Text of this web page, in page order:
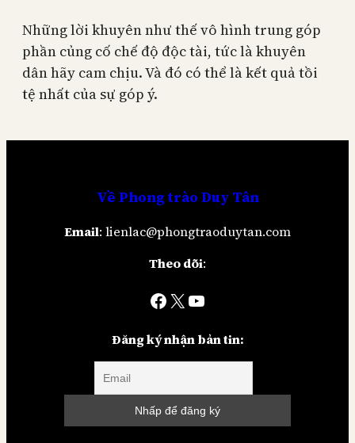
Những lời khuyên như thế vô hình trung góp
phần củng cố chế độ độc tài, tức là khuyên
dân hãy cam chịu. Và đó có thể là kết quả tồi
tệ nhất của sự góp ý.
Về Phong trào Duy Tân
Email: lienlac@phongtraoduytan.com
Theo dõi:
Facebook X YouTube
Đăng ký nhận bản tin: